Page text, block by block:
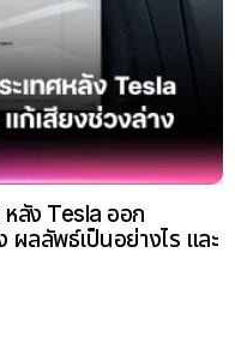
หลัง Tesla ออก
ผลลัพธ์เป็นอย่างไร และ